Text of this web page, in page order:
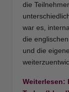
die
war es,
die
und die
Weiterlesen: